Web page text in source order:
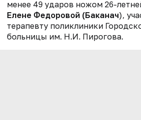
менее 49 ударов ножом 26-
Елене Федоровой (Баканач),
терапевту поликлиники
больницы им. Н.И. Пирогова.